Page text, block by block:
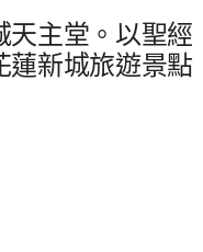
天主堂。以聖
蓮新城旅遊景點